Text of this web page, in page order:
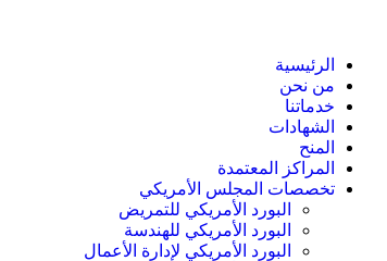
الرئيسية
من نحن
خدماتنا
الشهادات
المنح
المراكز المعتمدة
تخصصات المجلس الأمريكي
البورد الأمريكي للتمريض
البورد الأمريكي للهندسة
البورد الأمريكي لإدارة الأعمال